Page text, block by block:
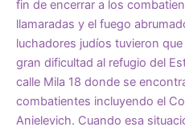
fin de encerrar a los
llamaradas y el fuego
luchadores judíos tuvieron
gran dificultad al refugio del
calle Mila 18 donde se
combatientes incluyendo el
Anielevich. Cuando esa